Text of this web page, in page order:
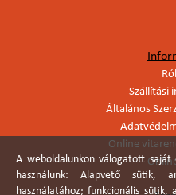
Szállítási
Általános
Online
A weboldalunkon válogatott
használunk: Alapvető sütik,
használatához; funkcionális sütik,